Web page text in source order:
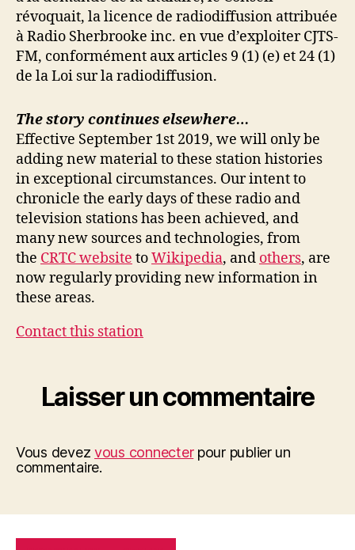
révoquait, la licence de radiodiffusion attribuée
à Radio Sherbrooke inc. en vue d’exploiter CJTS-
FM, conformément aux articles 9 (1) (e) et 24 (1)
de la Loi sur la radiodiffusion.
The story continues elsewhere…
Effective September 1st 2019, we will only be
adding new material to these station histories
in exceptional circumstances. Our intent to
chronicle the early days of these radio and
television stations has been achieved, and
many new sources and technologies, from
the CRTC website toWikipedia, and others, are
now regularly providing new information in
these areas.
Contact this station
Laisser un commentaire
Vous devezvous connecterpour publier un
commentaire.